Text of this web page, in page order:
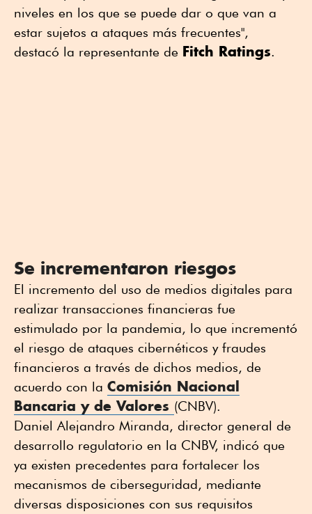
niveles en los que se puede dar o que van a
estar sujetos a ataques más frecuentes",
destacó la representante de Fitch Ratings.
Se incrementaron riesgos
El incremento del uso de medios digitales para
realizar transacciones financieras fue
estimulado por la pandemia, lo que incrementó
el riesgo de ataques cibernéticos y fraudes
financieros a través de dichos medios, de
acuerdo con la Comisión Nacional
Bancaria y de Valores (CNBV).
Daniel Alejandro Miranda, director general de
desarrollo regulatorio en la CNBV, indicó que
ya existen precedentes para fortalecer los
mecanismos de ciberseguridad, mediante
diversas disposiciones con sus requisitos